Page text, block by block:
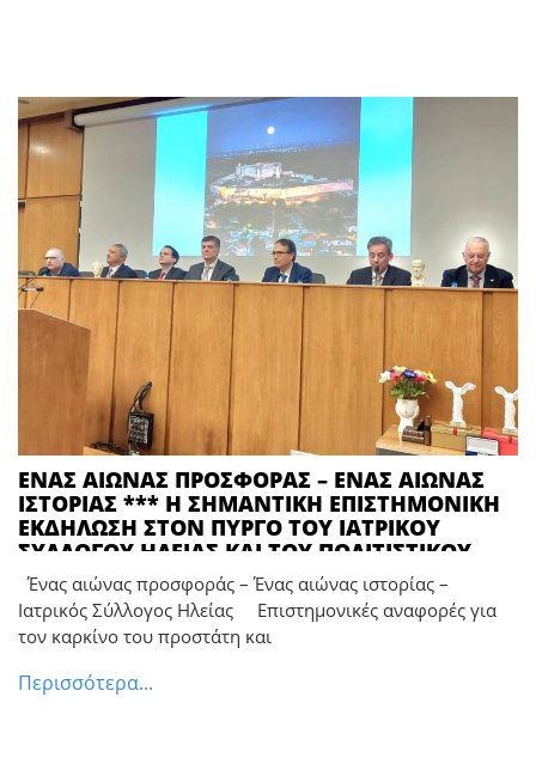
ΕΝΑΣ ΑΙΩΝΑΣ ΠΡΟΣΦΟΡΑΣ – ΕΝΑΣ ΑΙΩΝΑΣ
ΙΣΤΟΡΙΑΣ *** Η ΣΗΜΑΝΤΙΚΗ ΕΠΙΣΤΗΜΟΝΙΚΗ
ΕΚΔΗΛΩΣΗ ΣΤΟΝ ΠΥΡΓΟ ΤΟΥ ΙΑΤΡΙΚΟΥ
ΣΥΛΛΟΓΟΥ ΗΛΕΙΑΣ ΚΑΙ ΤΟΥ ΠΟΛΙΤΙΣΤΙΚΟΥ
ΣΥΛΛΟΓΟΥ ΤΡΑΠΕΖΙΚΩΝ ΥΠΑΛΛΗΛΩΝ ΗΛΕΙΑΣ
Ένας αιώνας προσφοράς – Ένας αιώνας ιστορίας –
Ιατρικός Σύλλογος Ηλείας Επιστημονικές αναφορές για
τον καρκίνο του προστάτη και
Περισσότερα...